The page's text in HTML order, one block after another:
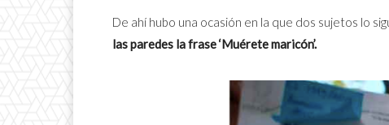
De ahí hubo una ocasión en la que dos sujetos lo
las paredes la frase ‘Muérete maricón’.